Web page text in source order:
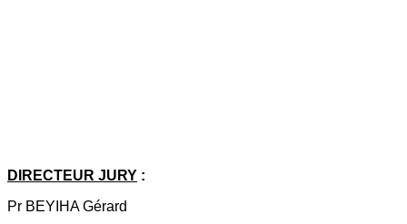
DIRECTEUR JURY :
Pr BEYIHA Gérard